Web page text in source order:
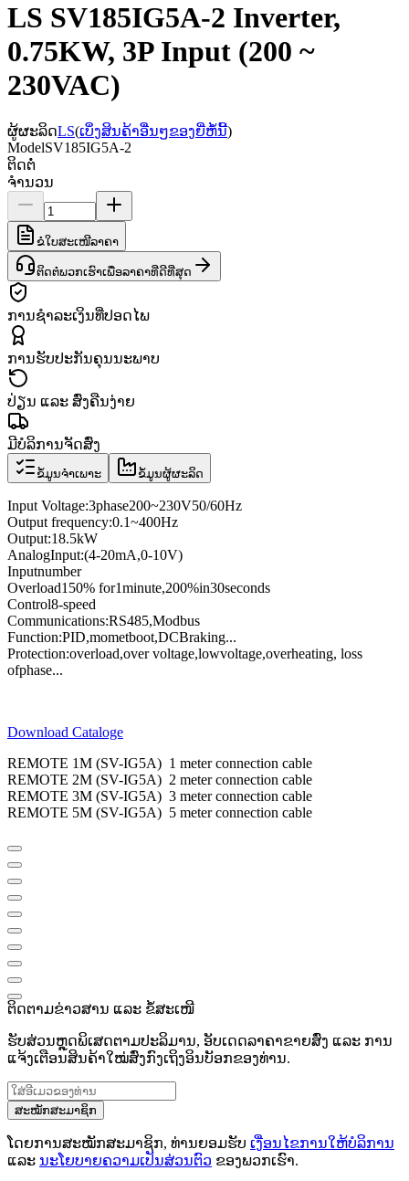
LS SV185IG5A-2 Inverter,
0.75KW, 3P Input (200 ~
230VAC)
ຜູ້ຜະລິດLS(ເບິ່ງສິນຄ້າອື່ນໆຂອງຍີ່ຫໍ້ນີ້)
ModelSV185IG5A-2
ຕິດຕໍ່
ຈຳນວນ
ຂໍໃບສະເໜີລາຄາ
ຕິດຕໍ່ພວກເຮົາເພື່ອລາຄາທີ່ດີທີ່ສຸດ
ການຊຳລະເງິນທີ່ປອດໄພ
ການຮັບປະກັນຄຸນນະພາບ
ປ່ຽນ ແລະ ສົ່ງຄືນງ່າຍ
ມີບໍລິການຈັດສົ່ງ
ຂໍ້ມູນຈຳເພາະ ຂໍ້ມູນຜູ້ຜະລິດ
Input Voltage:3phase200~230V50/60Hz
Output frequency:0.1~400Hz
Output:18.5kW
AnalogInput:(4-20mA,0-10V)
Inputnumber
Overload150% for1minute,200%in30seconds
Control8-speed
Communications:RS485,Modbus
Function:PID,mometboot,DCBraking...
Protection:overload,over voltage,lowvoltage,overheating, loss
ofphase...
Download Cataloge
REMOTE 1M (SV-IG5A) 1 meter connection cable
REMOTE 2M (SV-IG5A) 2 meter connection cable
REMOTE 3M (SV-IG5A) 3 meter connection cable
REMOTE 5M (SV-IG5A) 5 meter connection cable
ຕິດຕາມຂ່າວສານ ແລະ ຂໍ້ສະເໜີ
ຮັບສ່ວນຫຼຸດພິເສດຕາມປະລິມານ, ອັບເດດລາຄາຂາຍສົ່ງ ແລະ ການ
ແຈ້ງເຕືອນສິນຄ້າໃໝ່ສົ່ງກົງເຖິງອິນບັອກຂອງທ່ານ.
ສະໝັກສະມາຊິກ
ໂດຍການສະໝັກສະມາຊິກ, ທ່ານຍອມຮັບ ເງື່ອນໄຂການໃຫ້ບໍລິການ
ແລະ ນະໂຍບາຍຄວາມເປັນສ່ວນຕົວ ຂອງພວກເຮົາ.